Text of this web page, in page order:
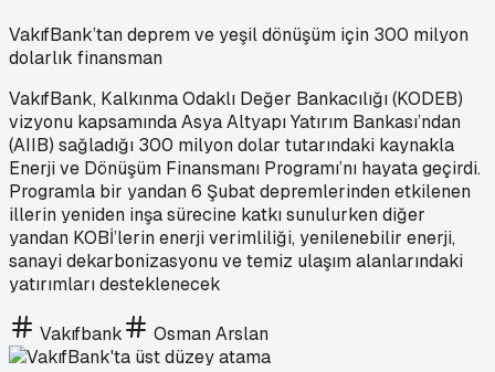
VakıfBank’tan deprem ve yeşil dönüşüm için 300 milyon
dolarlık finansman
VakıfBank, Kalkınma Odaklı Değer Bankacılığı (KODEB)
vizyonu kapsamında Asya Altyapı Yatırım Bankası’ndan
(AIIB) sağladığı 300 milyon dolar tutarındaki kaynakla
Enerji ve Dönüşüm Finansmanı Programı’nı hayata geçirdi.
Programla bir yandan 6 Şubat depremlerinden etkilenen
illerin yeniden inşa sürecine katkı sunulurken diğer
yandan KOBİ’lerin enerji verimliliği, yenilenebilir enerji,
sanayi dekarbonizasyonu ve temiz ulaşım alanlarındaki
yatırımları desteklenecek
Vakıfbank Osman Arslan